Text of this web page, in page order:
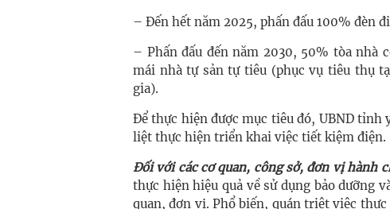
– Đến hết năm 2025, phấn đấu 100% đèn
– Phấn đấu đến năm 2030, 50% tòa nhà
mái nhà tự sản tự tiêu (phục vụ tiêu thụ
gia).
Để thực hiện được mục tiêu đó, UBND tỉnh
liệt thực hiện triển khai việc tiết kiệm điện.
Đối với các cơ quan, công sở, đơn vị hành
thực hiện hiệu quả về sử dụng bảo dưỡng
quan, đơn vị. Phổ biến, quán triệt việc